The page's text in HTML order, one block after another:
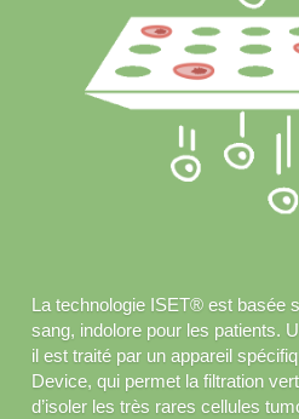
La technologie ISET® est basée
sang, indolore pour les patients.
il est traité par un appareil
Device, qui permet la filtration
d’isoler les très rares cellules